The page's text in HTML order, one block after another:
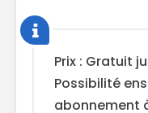
Prix : Gratuit
Possibilité
abonnement